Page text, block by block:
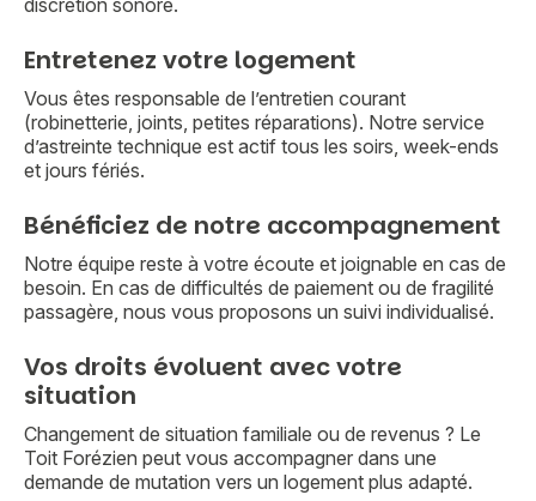
discrétion sonore.
Entretenez votre logement
Vous êtes responsable de l’entretien courant
(robinetterie, joints, petites réparations). Notre service
d’astreinte technique est actif tous les soirs, week-ends
et jours fériés.
Bénéficiez de notre accompagnement
Notre équipe reste à votre écoute et joignable en cas de
besoin. En cas de difficultés de paiement ou de fragilité
passagère, nous vous proposons un suivi individualisé.
Vos droits évoluent avec votre
situation
Changement de situation familiale ou de revenus ? Le
Toit Forézien peut vous accompagner dans une
demande de mutation vers un logement plus adapté.